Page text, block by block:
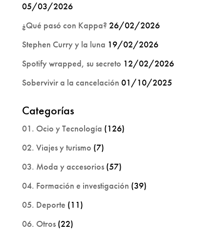
05/03/2026
¿Qué pasó con Kappa? 26/02/2026
Stephen Curry y la luna 19/02/2026
Spotify wrapped, su secreto 12/02/2026
Sobervivir a la cancelación 01/10/2025
Categorías
01. Ocio y Tecnología (126)
02. Viajes y turismo (7)
03. Moda y accesorios(57)
04. Formación e investigación (39)
05. Deporte (11)
06. Otros(22)